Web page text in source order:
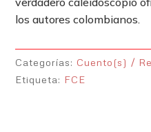
los autores colombianos.
Categorías: Cuento(s) /
Etiqueta: FCE